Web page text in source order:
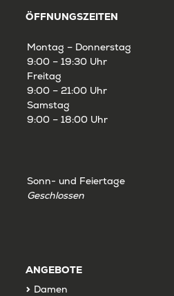
ÖFFNUNGSZEITEN
Montag – Donnerstag
9:00 – 19:30 Uhr
Freitag
9:00 – 21:00 Uhr
Samstag
9:00 – 18:00 Uhr
Sonn- und Feiertage
Geschlossen
ANGEBOTE
Damen